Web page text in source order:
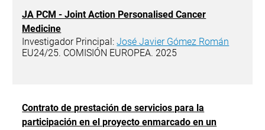
JA PCM - Joint Action Personalised Cancer
Medicine
Investigador Principal:José Javier Gómez Román
EU24/25. COMISIÓN EUROPEA. 2025
Contrato de prestación de servicios para la
participación en el proyecto enmarcado en un